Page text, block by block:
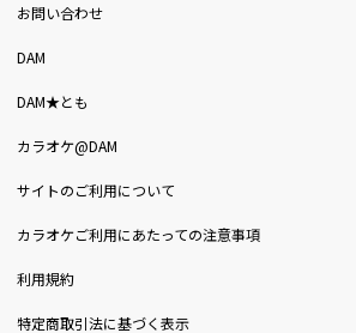
お問い合わせ
DAM
DAM★とも
カラオケ@DAM
サイトのご利用について
カラオケご利用にあたっての注意事項
利用規約
特定商取引法に基づく表示